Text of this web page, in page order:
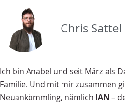
Chris Sattel
Ich bin Anabel und seit März als
Familie. Und mit mir zusammen
Neuankömmling, nämlich IAN –